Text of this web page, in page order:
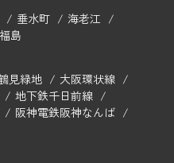
垂水町
海老江
福島
見緑地
大阪環状線
地下鉄千日前線
阪神電鉄阪神なんば